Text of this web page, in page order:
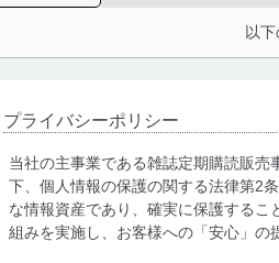
以
プライバシーポリシー
当社の主事業である雑誌定期購読販
下、個人情報の保護の関する法律第2
な情報資産であり、確実に保護するこ
組みを実施し、お客様への「安心」の